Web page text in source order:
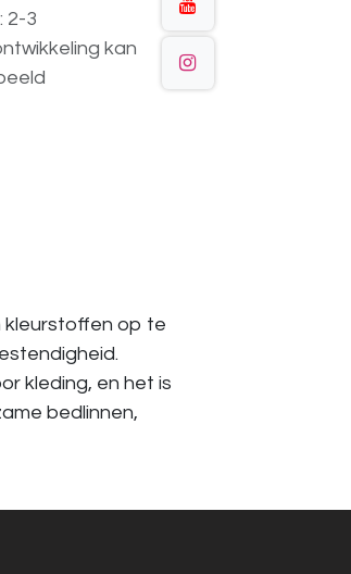
2-3
kan
kleurstoffen op te
kleding, en het is
bedlinnen,